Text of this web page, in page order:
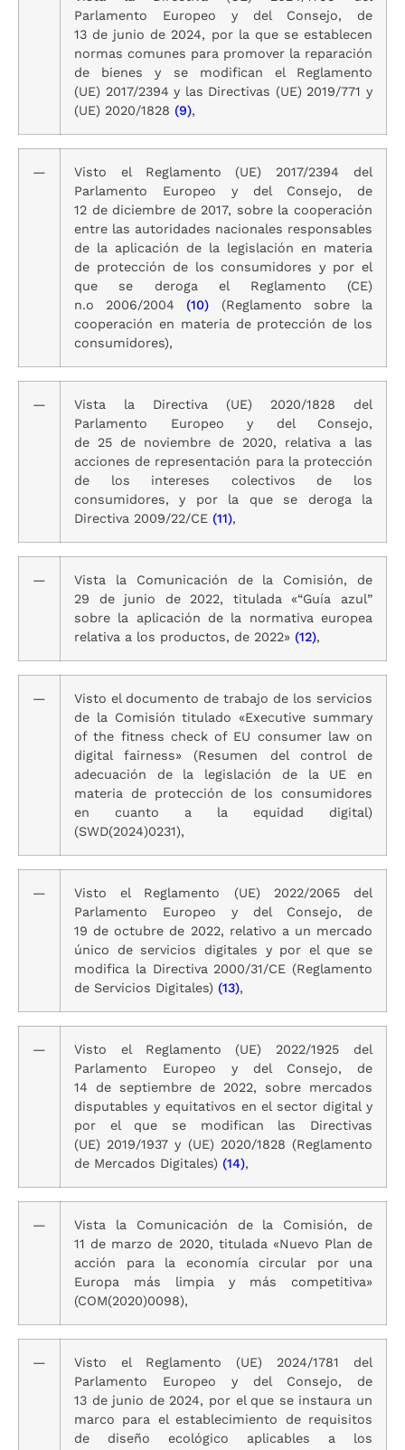
Parlamento Europeo y del Consejo, de
13 de junio de 2024, por la que se establecen
normas comunes para promover la reparación
de bienes y se modifican el Reglamento
(UE) 2017/2394 y las Directivas (UE) 2019/771 y
(UE) 2020/1828 (9),
—
Visto el Reglamento (UE) 2017/2394 del
Parlamento Europeo y del Consejo, de
12 de diciembre de 2017, sobre la cooperación
entre las autoridades nacionales responsables
de la aplicación de la legislación en materia
de protección de los consumidores y por el
que se deroga el Reglamento (CE)
n.o 2006/2004 (10) (Reglamento sobre la
cooperación en materia de protección de los
consumidores),
—
Vista la Directiva (UE) 2020/1828 del
Parlamento Europeo y del Consejo,
de 25 de noviembre de 2020, relativa a las
acciones de representación para la protección
de los intereses colectivos de los
consumidores, y por la que se deroga la
Directiva 2009/22/CE (11),
—
Vista la Comunicación de la Comisión, de
29 de junio de 2022, titulada «“Guía azul”
sobre la aplicación de la normativa europea
relativa a los productos, de 2022» (12),
—
Visto el documento de trabajo de los servicios
de la Comisión titulado «Executive summary
of the fitness check of EU consumer law on
digital fairness» (Resumen del control de
adecuación de la legislación de la UE en
materia de protección de los consumidores
en cuanto a la equidad digital)
(SWD(2024)0231),
—
Visto el Reglamento (UE) 2022/2065 del
Parlamento Europeo y del Consejo, de
19 de octubre de 2022, relativo a un mercado
único de servicios digitales y por el que se
modifica la Directiva 2000/31/CE (Reglamento
de Servicios Digitales) (13),
—
Visto el Reglamento (UE) 2022/1925 del
Parlamento Europeo y del Consejo, de
14 de septiembre de 2022, sobre mercados
disputables y equitativos en el sector digital y
por el que se modifican las Directivas
(UE) 2019/1937 y (UE) 2020/1828 (Reglamento
de Mercados Digitales) (14),
—
Vista la Comunicación de la Comisión, de
11 de marzo de 2020, titulada «Nuevo Plan de
acción para la economía circular por una
Europa más limpia y más competitiva»
(COM(2020)0098),
—
Visto el Reglamento (UE) 2024/1781 del
Parlamento Europeo y del Consejo, de
13 de junio de 2024, por el que se instaura un
marco para el establecimiento de requisitos
de diseño ecológico aplicables a los